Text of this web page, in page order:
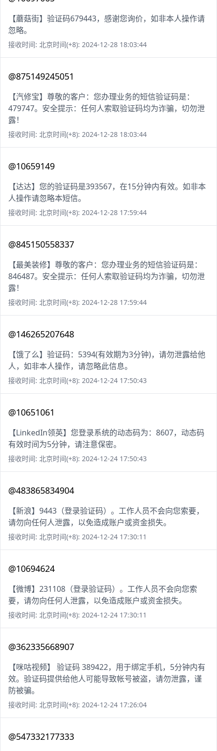
【蘑菇街】验证码679443，感谢您询价，如非本人操作请
忽略。
接收时间: 北京时间(+8): 2024-12-28 18:03:44
@875149245051
【汽修宝】尊敬的客户：您办理业务的短信验证码是：
479747。安全提示：任何人索取验证码均为诈骗，切勿泄
露！
接收时间: 北京时间(+8): 2024-12-28 18:03:44
@10659149
【达达】您的验证码是393567，在15分钟内有效。如非本
人操作请忽略本短信。
接收时间: 北京时间(+8): 2024-12-28 17:59:44
@845150558337
【最美装修】尊敬的客户：您办理业务的短信验证码是：
846487。安全提示：任何人索取验证码均为诈骗，切勿泄
露！
接收时间: 北京时间(+8): 2024-12-28 17:59:44
@146265207648
【饿了么】验证码：5394(有效期为3分钟)，请勿泄露给他
人，如非本人操作，请忽略此信息。
接收时间: 北京时间(+8): 2024-12-24 17:50:43
@10651061
【LinkedIn领英】您登录系统的动态码为：8607，动态码
有效时间为5分钟，请注意保密。
接收时间: 北京时间(+8): 2024-12-24 17:50:43
@483865834904
【新浪】9443（登录验证码）。工作人员不会向您索要，
请勿向任何人泄露，以免造成账户或资金损失。
接收时间: 北京时间(+8): 2024-12-24 17:30:11
@10694624
【微博】231108（登录验证码）。工作人员不会向您索
要，请勿向任何人泄露，以免造成账户或资金损失。
接收时间: 北京时间(+8): 2024-12-24 17:30:11
@362335668907
【咪咕视频】 验证码 389422，用于绑定手机，5分钟内有
效。验证码提供给他人可能导致帐号被盗，请勿泄露，谨
防被骗。
接收时间: 北京时间(+8): 2024-12-24 17:26:04
@547332177333